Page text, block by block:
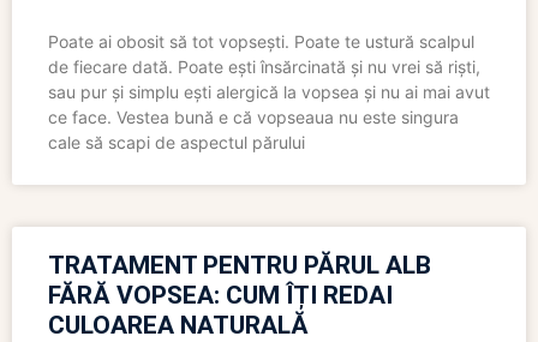
Poate ai obosit să tot vopsești. Poate te ustură scalpul
de fiecare dată. Poate ești însărcinată și nu vrei să riști,
sau pur și simplu ești alergică la vopsea și nu ai mai avut
ce face. Vestea bună e că vopseaua nu este singura
cale să scapi de aspectul părului
TRATAMENT PENTRU PĂRUL ALB
FĂRĂ VOPSEA: CUM ÎȚI REDAI
CULOAREA NATURALĂ